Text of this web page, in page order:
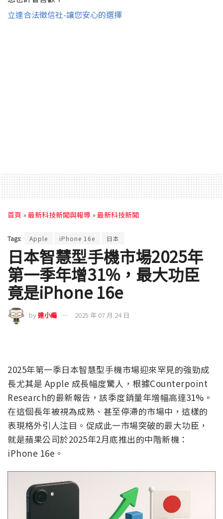
立達合法徵信社-讓您安心的選擇
首頁 »最新科技新聞與報導 »最新科技新聞
Tags: Apple iPhone 16e 日本
日本智慧型手機市場2025年
第一季年增31%，最大功臣
竟是iPhone 16e
by達小編 2025 年 07 月 24 日
2025年第一季日本智慧型手機市場迎來罕見的強勁成
長尤其是 Apple 成長幅度驚人，根據Counterpoint
Research的最新報告，該季度銷量年增幅高達31%。
在這個長年被視為成熟、甚至停滯的市場中，這樣的
表現格外引人注目。促成此一市場突破的最大功臣，
就是蘋果公司於2025年2月底推出的中階新機：
iPhone 16e。